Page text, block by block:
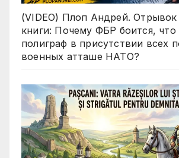
(VIDEO) Плоп Андрей.
книги: Почему ФБР боится, что
полиграф в присутствии всех
военных атташе НАТО?